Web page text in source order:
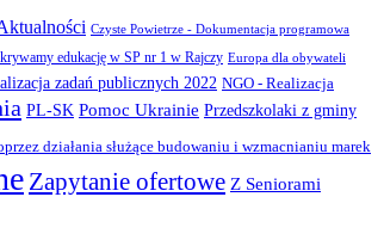
Czyste Powietrze - Dokumentacja programowa
edukację w SP nr 1 w Rajczy Europa dla obywateli
zadań publicznych 2022 NGO - Realizacja
PL-SK Pomoc Ukrainie Przedszkolaki z gminy
działania służące budowaniu i wzmacnianiu marek
Zapytanie ofertowe Z Seniorami